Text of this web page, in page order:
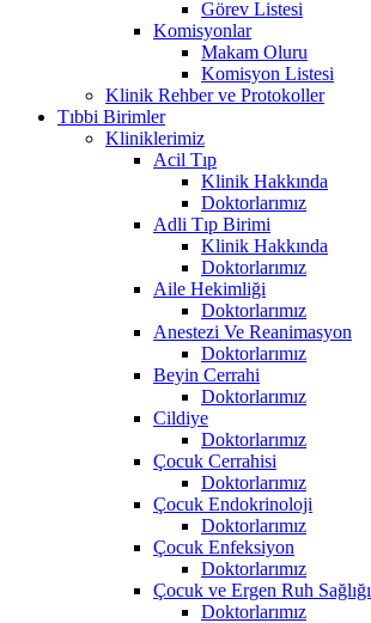
Görev Listesi
Komisyonlar
Makam Oluru
Komisyon Listesi
Klinik Rehber ve Protokoller
Tıbbi Birimler
Kliniklerimiz
Acil Tıp
Klinik Hakkında
Doktorlarımız
Adli Tıp Birimi
Klinik Hakkında
Doktorlarımız
Aile Hekimliği
Doktorlarımız
Anestezi Ve Reanimasyon
Doktorlarımız
Beyin Cerrahi
Doktorlarımız
Cildiye
Doktorlarımız
Çocuk Cerrahisi
Doktorlarımız
Çocuk Endokrinoloji
Doktorlarımız
Çocuk Enfeksiyon
Doktorlarımız
Çocuk ve Ergen Ruh Sağlığı
Doktorlarımız